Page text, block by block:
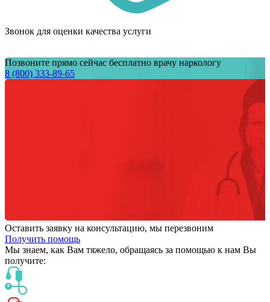
Звонок для оценки качества услуги
Позвоните прямо сейчас бесплатно врачу наркологу
8 (800) 333-89-65
Оставить заявку на консультацию, мы перезвоним
Получить помощь
Мы знаем, как Вам тяжело, обращаясь за помощью к нам Вы
получите: